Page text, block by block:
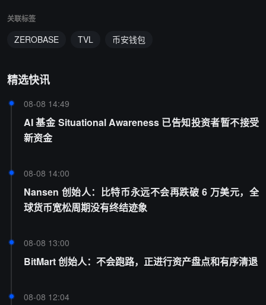
关联标签
ZEROBASE TVL 币安钱包
精选快讯
08-08 14:49
AI 基金 Situational Awareness 已告知投资者暂不接受
新资金
08-08 14:00
Nansen 创始人：比特币永远不会再跌破 6 万美元，全
球货币宽松周期没有终结迹象
08-08 13:00
BitMart 创始人：不会跑路，正进行资产盘点和有序清退
08-08 12:04